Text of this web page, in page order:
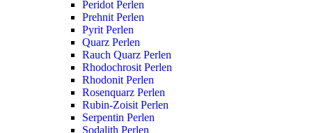
Peridot Perlen
Prehnit Perlen
Pyrit Perlen
Quarz Perlen
Rauch Quarz Perlen
Rhodochrosit Perlen
Rhodonit Perlen
Rosenquarz Perlen
Rubin-Zoisit Perlen
Serpentin Perlen
Sodalith Perlen